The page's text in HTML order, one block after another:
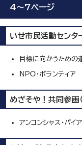
4～7ページ
いせ市民活動セン
目標に向かうための
NPO・ボランティ
めざそや！共同参画
アンコンシャス・バイ